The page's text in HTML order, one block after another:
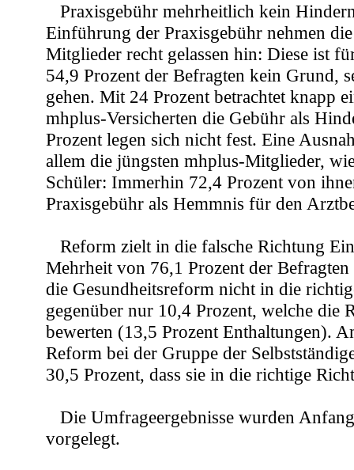
Praxisgebühr mehrheitlich kein
Einführung der Praxisgebühr nehmen
Mitglieder recht gelassen hin: Diese ist
54,9 Prozent der Befragten kein Grund,
gehen. Mit 24 Prozent betrachtet knapp
mhplus-Versicherten die Gebühr als
Prozent legen sich nicht fest. Eine
allem die jüngsten mhplus-Mitglieder,
Schüler: Immerhin 72,4 Prozent von
Praxisgebühr als Hemmnis für den
Reform zielt in die falsche Richtung
Mehrheit von 76,1 Prozent der
die Gesundheitsreform nicht in die
gegenüber nur 10,4 Prozent, welche die
bewerten (13,5 Prozent Enthaltungen).
Reform bei der Gruppe der
30,5 Prozent, dass sie in die richtige
Die Umfrageergebnisse wurden
vorgelegt.